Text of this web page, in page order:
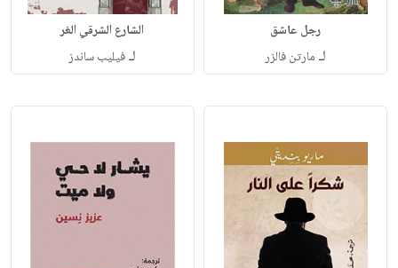
رجل عاشق
لـ مارتن فالزر
الشارع الشرقي الغر
لـفيليب ساندز